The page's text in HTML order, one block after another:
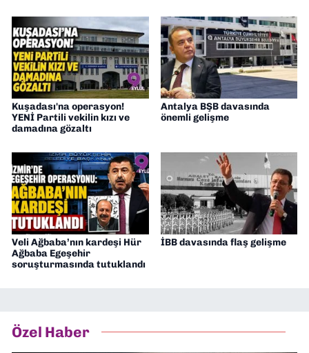
Kuşadası'na operasyon!
YENİ Partili vekilin kızı ve
damadına gözaltı
Antalya BŞB davasında
önemli gelişme
Veli Ağbaba’nın kardeşi Hür
Ağbaba Egeşehir
soruşturmasında tutuklandı
İBB davasında flaş gelişme
Özel Haber